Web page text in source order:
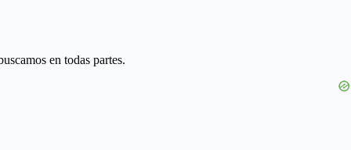
en todas partes.